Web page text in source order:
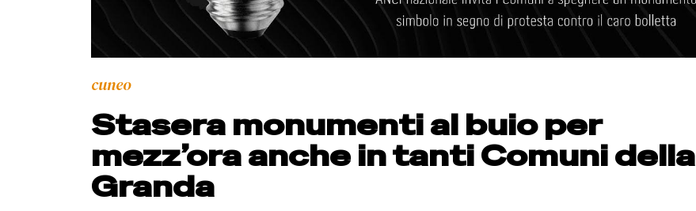
cuneo
Stasera monumenti al buio per
mezz’ora anche in tanti Comuni della
Granda